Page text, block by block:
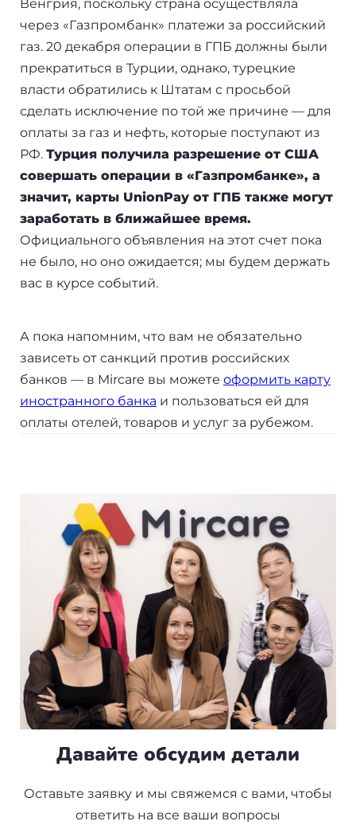
Венгрия, поскольку страна осуществляла
через «Газпромбанк» платежи за российский
газ. 20 декабря операции в ГПБ должны были
прекратиться в Турции, однако, турецкие
власти обратились к Штатам с просьбой
сделать исключение по той же причине — для
оплаты за газ и нефть, которые поступают из
РФ. Турция получила разрешение от США
совершать операции в «Газпромбанке», а
значит, карты UnionPay от ГПБ также могут
заработать в ближайшее время.
Официального объявления на этот счет пока
не было, но оно ожидается; мы будем держать
вас в курсе событий.
А пока напомним, что вам не обязательно
зависеть от санкций против российских
банков — в Mircare вы можете оформить карту
иностранного банка и пользоваться ей для
оплаты отелей, товаров и услуг за рубежом.
Давайте обсудим детали
Оставьте заявку и мы свяжемся с вами, чтобы
ответить на все ваши вопросы
Аргентина
Канада
США
Парагвай
Другие страны
ОАЭ
Бали
Таиланд
+7(499)938-68-05
Whatsapp Telegram